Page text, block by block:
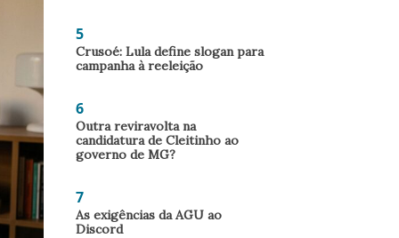
5
Crusoé: Lula define slogan para
campanha à reeleição
6
Outra reviravolta na
candidatura de Cleitinho ao
governo de MG?
7
As exigências da AGU ao
Discord